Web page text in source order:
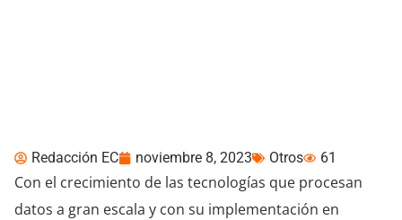
Redacción EC noviembre 8, 2023 Otros 61
Con el crecimiento de las tecnologías que procesan
datos a gran escala y con su implementación en